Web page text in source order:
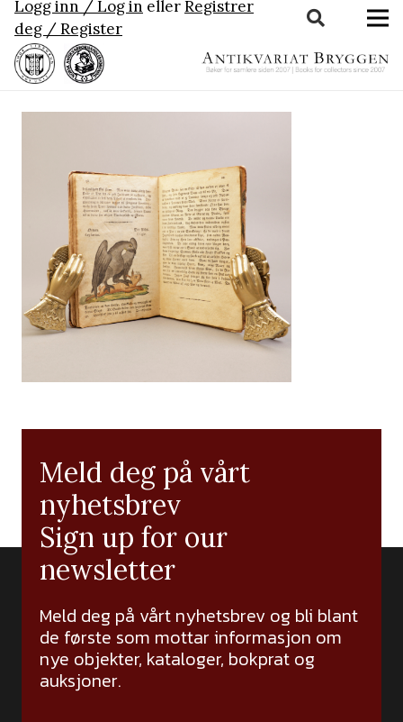
Logg inn / Log in ellerRegistrer
deg / Register
Meld deg på vårt
nyhetsbrev
Sign up for our
newsletter
Meld deg på vårt nyhetsbrev og bli blant
de første som mottar informasjon om
nye objekter, kataloger, bokprat og
auksjoner.